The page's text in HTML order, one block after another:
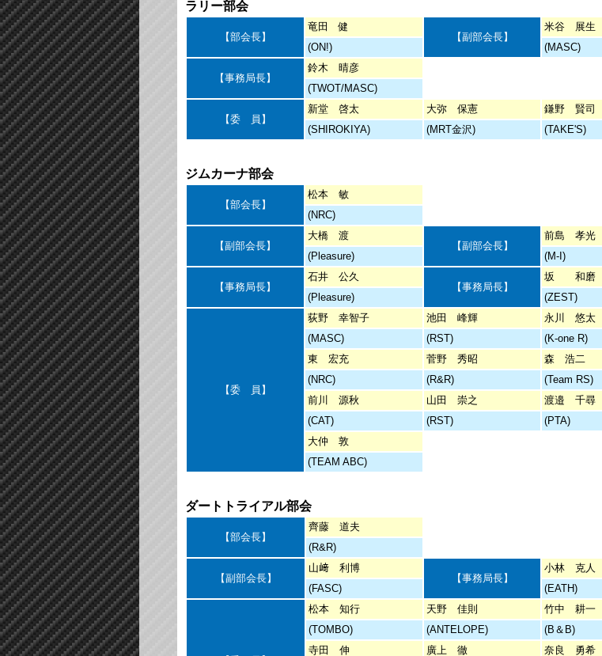
ラリー部会
【部会長】
竜田 健
【副部会長】
米谷 展生
(ON!)
(MASC)
【事務局長】
鈴木 晴彦
(TWOT/MASC)
【委 員】
新堂 啓太 大弥 保憲
鎌野 賢司
(SHIROKIYA)
(MRT金沢) (TAKE'S)
ジムカーナ部会
【部会長】
松本 敏
(NRC)
【副部会長】
大橋 渡
【副部会長】
前島 孝光
(Pleasure)
(M-I)
【事務局長】
石井 公久
【事務局長】
坂 和磨
(Pleasure)
(ZEST)
【委 員】
荻野 幸智子 池田 峰輝
永川 悠太
(MASC)
(RST)
(K-one R)
東 宏充
菅野 秀昭
森 浩二
(NRC)
(R&R)
(Team RS)
前川 源秋
山田 崇之
渡邉 千尋
(CAT)
(RST)
(PTA)
大仲 敦
(TEAM ABC)
ダートトライアル部会
【部会長】
齊藤 道夫
(R&R)
【副部会長】
山﨑 利博
【事務局長】
小林 克人
(FASC)
(EATH)
松本 知行 天野 佳則
竹中 耕一
(TOMBO)
(ANTELOPE)
(B＆B)
寺田 伸
廣上 徹
奈良 勇希